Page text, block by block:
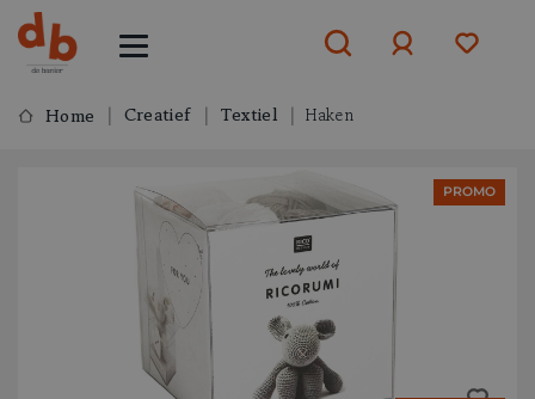
aanmelden
Home Creatief Textiel Haken
PROMO